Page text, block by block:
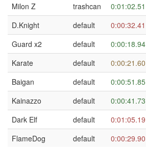
Milon Z
trashcan 0:01:02.51
D.Knight
default 0:00:32.41
Guard x2
default 0:00:18.94
Karate
default 0:00:21.60
Baigan
default 0:00:51.85
Kainazzo
default 0:00:41.73
Dark Elf
default 0:01:05.19
FlameDog
default 0:00:29.90